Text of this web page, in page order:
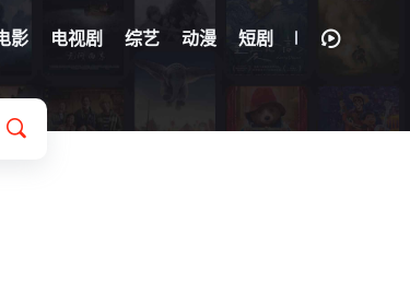
影 电视剧 综艺 动漫 短剧